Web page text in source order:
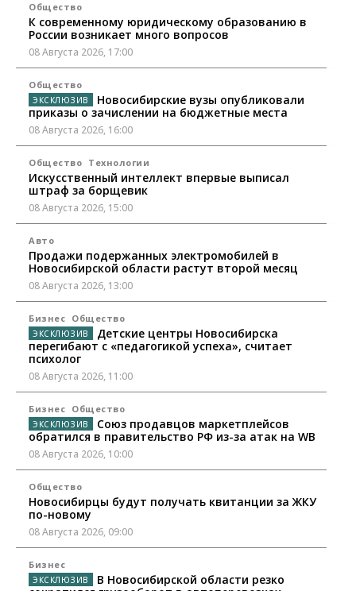
Общество
К современному юридическому образованию в
России возникает много вопросов
08 Августа 2026, 17:00
Общество
Новосибирские вузы опубликовали
приказы о зачислении на бюджетные места
08 Августа 2026, 16:00
Общество Технологии
Искусственный интеллект впервые выписал
штраф за борщевик
08 Августа 2026, 15:00
Авто
Продажи подержанных электромобилей в
Новосибирской области растут второй месяц
08 Августа 2026, 13:00
Бизнес Общество
Детские центры Новосибирска
перегибают с «педагогикой успеха», считает
психолог
08 Августа 2026, 11:00
Бизнес Общество
Союз продавцов маркетплейсов
обратился в правительство РФ из-за атак на WB
08 Августа 2026, 10:00
Общество
Новосибирцы будут получать квитанции за ЖКУ
по-новому
08 Августа 2026, 09:00
Бизнес
В Новосибирской области резко